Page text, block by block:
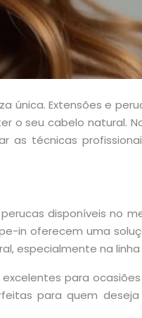
única. Extensões e
o seu cabelo natural.
as técnicas
disponíveis no
in oferecem uma
especialmente na
para
para quem